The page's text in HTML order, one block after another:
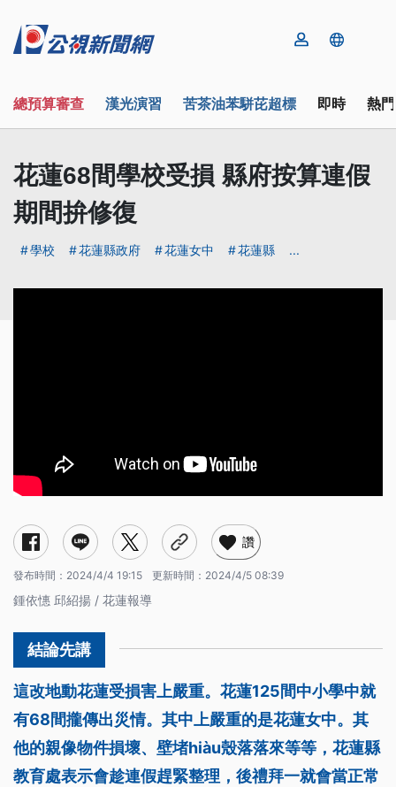
總預算審查 漢光演習 苦茶油苯駢芘超標 即時 熱
花蓮68間學校受損 縣府按算連假
期間拚修復
學校 花蓮縣政府 花蓮女中 花蓮縣 ...
讚
發布時間： 2024/4/4 19:15 更新時間： 2024/4/5 08:39
鍾依憓 邱紹揚 / 花蓮報導
這改地動花蓮受損害上嚴重。花蓮125間中小學中就
有68間攏傳出災情。其中上嚴重的是花蓮女中。其
他的親像物件損壞、壁堵hiàu殼落落來等等，花蓮縣
教育處表示會趁連假趕緊整理，後禮拜一就會當正常